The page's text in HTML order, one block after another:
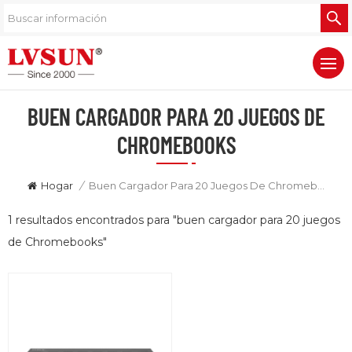
BUEN CARGADOR PARA 20 JUEGOS DE
CHROMEBOOKS
Hogar /
1 resultados encontrados para "buen cargador para 20 juegos
de Chromebooks"